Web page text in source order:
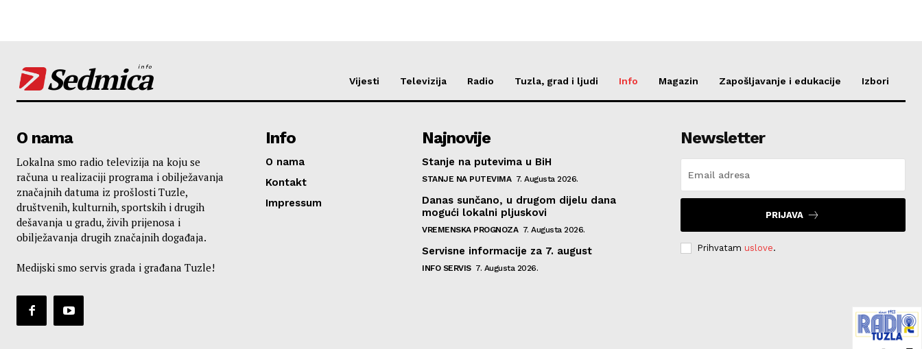
Sedmica
info
Vijesti Televizija Radio Tuzla, grad i ljudi Info Magazin Zapošljavanje i edukacije Izbori
O nama
Lokalna smo radio televizija na koju se
računa u realizaciji programa i obilježavanja
značajnih datuma iz prošlosti Tuzle,
društvenih, kulturnih, sportskih i drugih
dešavanja u gradu, živih prijenosa i
obilježavanja drugih značajnih događaja.
Medijski smo servis grada i građana Tuzle!
Info
O nama
Kontakt
Impressum
Najnovije
Stanje na putevima u BiH
STANJE NA PUTEVIMA 7. Augusta 2026.
Danas sunčano, u drugom dijelu dana
mogući lokalni pljuskovi
VREMENSKA PROGNOZA 7. Augusta 2026.
Servisne informacije za 7. august
INFO SERVIS 7. Augusta 2026.
Newsletter
PRIJAVA
Prihvatam uslove.